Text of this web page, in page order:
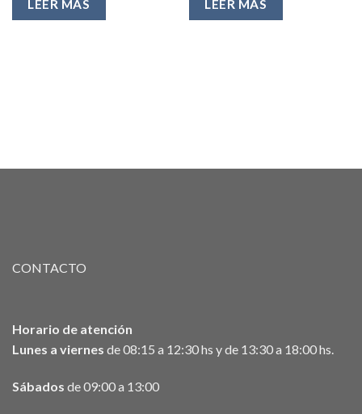
LEER MÁS LEER MÁS
CONTACTO
Horario de atención
Lunes a viernes de 08:15 a 12:30 hs y de 13:30 a 18:00 hs.
Sábados de 09:00 a 13:00